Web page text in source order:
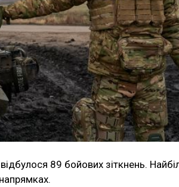
89 бойових зіткнень.